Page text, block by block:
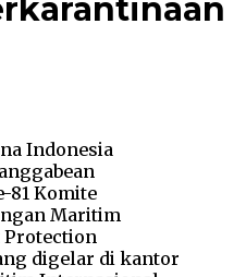
Indonesia
81 Komite
Maritim
Protection
digelar di kantor